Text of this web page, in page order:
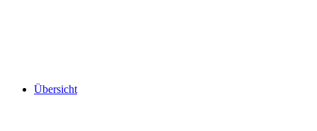
Übersicht